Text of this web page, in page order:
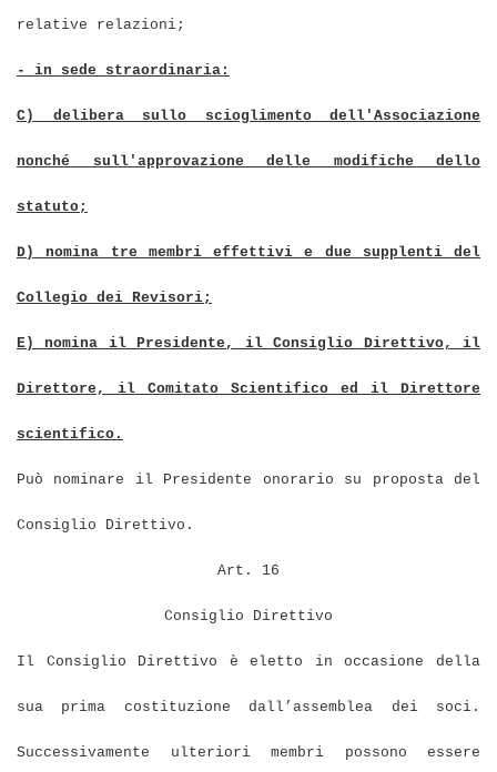
relative relazioni;
- in sede straordinaria:
C) delibera sullo scioglimento dell'Associazione
nonché sull'approvazione delle modifiche dello
statuto;
D) nomina tre membri effettivi e due supplenti del
Collegio dei Revisori;
E) nomina il Presidente, il Consiglio Direttivo, il
Direttore, il Comitato Scientifico ed il Direttore
scientifico.
Può nominare il Presidente onorario su proposta del
Consiglio Direttivo.
Art. 16
Consiglio Direttivo
Il Consiglio Direttivo è eletto in occasione della
sua prima costituzione dall’assemblea dei soci.
Successivamente ulteriori membri possono essere